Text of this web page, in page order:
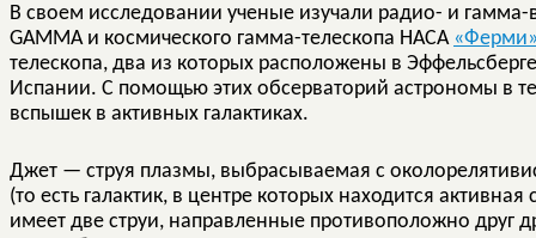
В своем исследовании ученые изучали радио- и
GAMMA и космического гамма-телескопа НАСА
телескопа, два из которых расположены в
Испании. С помощью этих обсерваторий астрономы в
вспышек в активных галактиках.
Джет — струя плазмы, выбрасываемая с
(то есть галактик, в центре которых находится
имеет две струи, направленные противоположно друг